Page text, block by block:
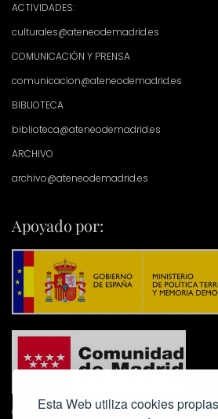
Esta Web utiliza cookies
ACTIVIDADES:
culturales@ateneodemadrid.es
COMUNICACIÓN Y PRENSA
comunicacion@ateneodemadrid.es
BIBLIOTECA
biblioteca@ateneodemadrid.es
ARCHIVO
archivo@ateneodemadrid.es
Apoyado por: